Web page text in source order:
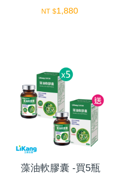
NT $1,880
藻油軟膠囊 -買5瓶